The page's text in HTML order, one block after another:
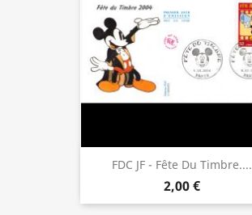
FDC JF - Fête Du Timbre....
2,00 €